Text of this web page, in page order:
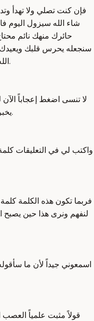
فإن كنت تصلي ولا تهدأ
شاء الله سيزول اليوم
حائرك منهك نائم
سنجعله يحرس قلبك
الله حيث العصب الحائر لا يهمس بل سيصلي.
لا تنسى اضغط إعجاباً
يخبرك ويقول لك أحتاج أن أهدأ قبل أن أنكسر.
واكتب لي في التعليقات
فربما تكون هذه الكلمة
لنفهم ونرى هذا حين يصبح
اسمعوني جيداً لأن ما
قولاً مثبت علمياً